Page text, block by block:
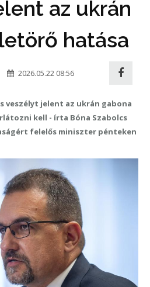
az ukrán
hatása
2026.05.22 08:56
veszélyt jelent az ukrán gabona
kell - írta Bóna Szabolcs
felelős miniszter pénteken